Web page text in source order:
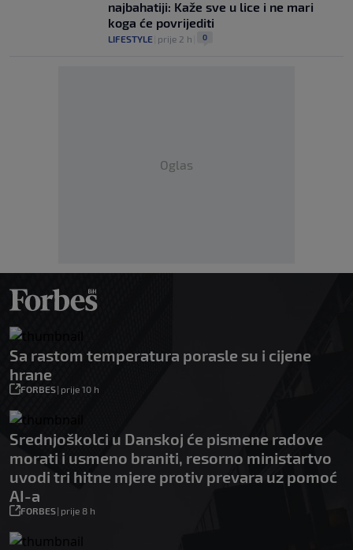
najbahatiji: Kaže sve u lice i ne mari
koga će povrijediti
LIFESTYLE prije 2 h 0
Oglas
Sa rastom temperatura porasle su i cijene
hrane
FORBES| prije 10 h
Srednjoškolci u Danskoj će pismene radove
morati i usmeno braniti, resorno ministartvo
uvodi tri hitne mjere protiv prevara uz pomoć
AI-a
FORBES| prije 8 h